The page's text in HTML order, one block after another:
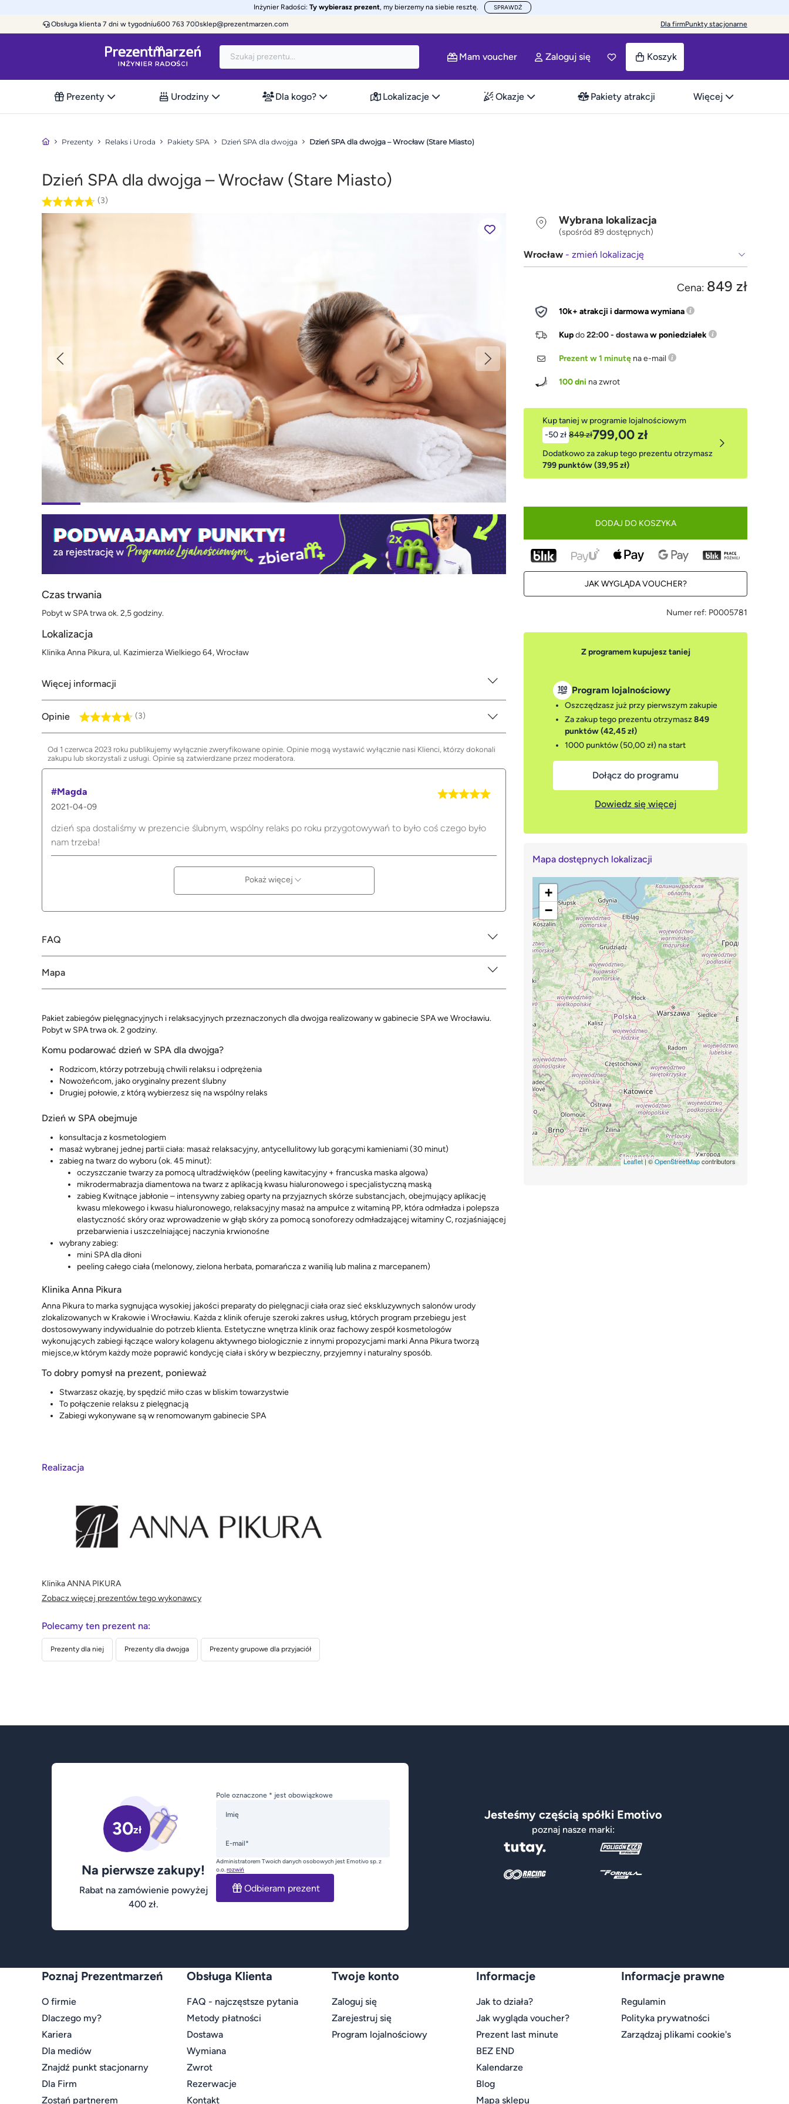
Inżynier Radości: Ty wybierasz prezent, my bierzemy na siebie resztę. SPRAWDŹ
Obsługa klienta 7 dni w tygodniu600 763 700sklep@prezentmarzen.com Dla firmPunkty stacjonarne
Mam voucher Zaloguj się Koszyk
Prezenty Urodziny Dla kogo? Lokalizacje Okazje Pakiety atrakcji Więcej
Prezenty Relaks i Uroda Pakiety SPA Dzień SPA dla dwojga Dzień SPA dla dwojga – Wrocław (Stare Miasto)
Dzień SPA dla dwojga – Wrocław (Stare Miasto)
(3)
Czas trwania
Pobyt w SPA trwa ok. 2,5 godziny.
Lokalizacja
Klinika Anna Pikura, ul. Kazimierza Wielkiego 64, Wrocław
Więcej informacji
Opinie (3)
Od 1 czerwca 2023 roku publikujemy wyłącznie zweryfikowane opinie. Opinie mogą wystawić wyłącznie nasi Klienci, którzy dokonali
zakupu lub skorzystali z usługi. Opinie są zatwierdzane przez moderatora.
#Magda
2021-04-09
dzień spa dostaliśmy w prezencie ślubnym, wspólny relaks po roku przygotowywań to było coś czego było
nam trzeba!
Pokaż więcej
FAQ
Mapa
Pakiet zabiegów pielęgnacyjnych i relaksacyjnych przeznaczonych dla dwojga realizowany w gabinecie SPA we Wrocławiu.
Pobyt w SPA trwa ok. 2 godziny.
Komu podarować dzień w SPA dla dwojga?
Rodzicom, którzy potrzebują chwili relaksu i odprężenia
Nowożeńcom, jako oryginalny prezent ślubny
Drugiej połowie, z którą wybierzesz się na wspólny relaks
Dzień w SPA obejmuje
konsultacja z kosmetologiem
masaż wybranej jednej partii ciała: masaż relaksacyjny, antycellulitowy lub gorącymi kamieniami (30 minut)
zabieg na twarz do wyboru (ok. 45 minut):
oczyszczanie twarzy za pomocą ultradźwięków (peeling kawitacyjny + francuska maska algowa)
mikrodermabrazja diamentowa na twarz z aplikacją kwasu hialuronowego i specjalistyczną maską
zabieg Kwitnące jabłonie – intensywny zabieg oparty na przyjaznych skórze substancjach, obejmujący aplikację
kwasu mlekowego i kwasu hialuronowego, relaksacyjny masaż na ampułce z witaminą PP, która odmładza i polepsza
elastyczność skóry oraz wprowadzenie w głąb skóry za pomocą sonoforezy odmładzającej witaminy C, rozjaśniającej
przebarwienia i uszczelniającej naczynia krwionośne
wybrany zabieg:
mini SPA dla dłoni
peeling całego ciała (melonowy, zielona herbata, pomarańcza z wanilią lub malina z marcepanem)
Klinika Anna Pikura
Anna Pikura to marka sygnująca wysokiej jakości preparaty do pielęgnacji ciała oraz sieć ekskluzywnych salonów urody
zlokalizowanych w Krakowie i Wrocławiu. Każda z klinik oferuje szeroki zakres usług, których program przebiegu jest
dostosowywany indywidualnie do potrzeb klienta. Estetyczne wnętrza klinik oraz fachowy zespół kosmetologów
wykonujących zabiegi łączące walory kolagenu aktywnego biologicznie z innymi propozycjami marki Anna Pikura tworzą
miejsce,w którym każdy może poprawić kondycję ciała i skóry w bezpieczny, przyjemny i naturalny sposób.
To dobry pomysł na prezent, ponieważ
Stwarzasz okazję, by spędzić miło czas w bliskim towarzystwie
To połączenie relaksu z pielęgnacją
Zabiegi wykonywane są w renomowanym gabinecie SPA
Realizacja
Klinika ANNA PIKURA
Zobacz więcej prezentów tego wykonawcy
Polecamy ten prezent na:
Prezenty dla niej Prezenty dla dwojga Prezenty grupowe dla przyjaciół
Wybrana lokalizacja
(spośród 89 dostępnych)
Wrocław - zmień lokalizację
Cena: 849 zł
10k+ atrakcji i darmowa wymiana
Kupdo22:00 - dostawaw poniedziałek
Prezent w 1 minutę na e-mail
100 dni na zwrot
Kup taniej w programie lojalnościowym
-50 zł 849 zł799,00 zł
Dodatkowo za zakup tego prezentu otrzymasz
799 punktów (39,95 zł)
DODAJ DO KOSZYKA
JAK WYGLĄDA VOUCHER?
Numer ref: P0005781
Z programem kupujesz taniej
Program lojalnościowy
Oszczędzasz już przy pierwszym zakupie
Za zakup tego prezentu otrzymasz849
punktów (42,45 zł)
1000 punktów (50,00 zł) na start
Dołącz do programu
Dowiedz się więcej
Mapa dostępnych lokalizacji
+
−
Leaflet| ©OpenStreetMapcontributors
30zł
Na pierwsze zakupy!
Rabat na zamówienie powyżej
400 zł.
Pole oznaczone * jest obowiązkowe
Imię
E-mail*
Administratorem Twoich danych osobowych jest Emotivo sp. z
o.o.rozwiń
Odbieram prezent
Jesteśmy częścią spółki Emotivo
poznaj nasze marki:
Poznaj Prezentmarzeń
O firmie
Dlaczego my?
Kariera
Dla mediów
Znajdź punkt stacjonarny
Dla Firm
Zostań partnerem
Obsługa Klienta
FAQ - najczęstsze pytania
Metody płatności
Dostawa
Wymiana
Zwrot
Rezerwacje
Kontakt
Twoje konto
Zaloguj się
Zarejestruj się
Program lojalnościowy
Informacje
Jak to działa?
Jak wygląda voucher?
Prezent last minute
BEZ END
Kalendarze
Blog
Mapa sklepu
Informacje prawne
Regulamin
Polityka prywatności
Zarządzaj plikami cookie's